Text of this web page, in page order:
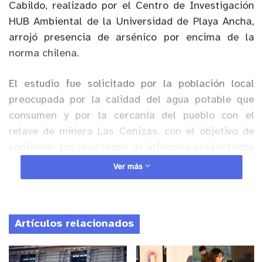
Cabildo, realizado por el Centro de Investigación
HUB Ambiental de la Universidad de Playa Ancha,
arrojó presencia de arsénico por encima de la
norma chilena.
El estudio fue solicitado por la población local
preocupada por la calidad del agua potable que
consumen y por la cercanía del pueblo con el
relave de minera Las Cenizas, con el objetivo de
a principios de enero por el laboratorio SILOB, la
Seremi de Salud y el HUB Ambiental UPLA, que
Agua Potable Rural (APR) de la localidad.
Anuncio Patrocinado
Ver más
Artículos relacionados